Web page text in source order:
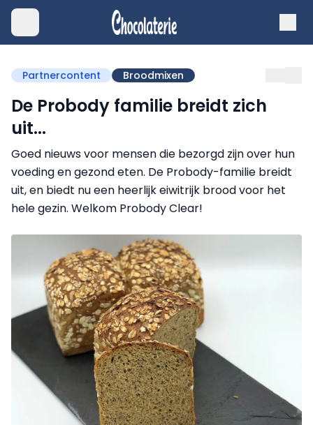
Partnercontent Broodmixen
De Probody familie breidt zich
uit...
Goed nieuws voor mensen die bezorgd zijn over hun
voeding en gezond eten. De Probody-familie breidt
uit, en biedt nu een heerlijk eiwitrijk brood voor het
hele gezin. Welkom Probody Clear!